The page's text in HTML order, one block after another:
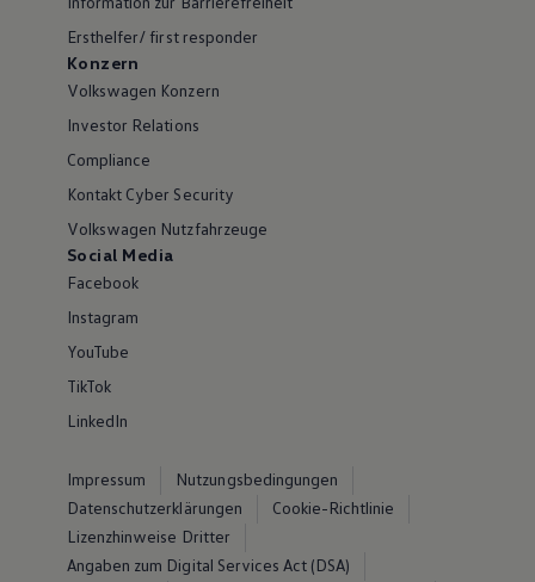
Ersthelfer/ first responder
Konzern
Volkswagen Konzern
Investor Relations
Compliance
Kontakt Cyber Security
Volkswagen Nutzfahrzeuge
Social Media
Facebook
Instagram
YouTube
TikTok
LinkedIn
Impressum
Nutzungsbedingungen
Datenschutzerklärungen
Cookie-Richtlinie
Lizenzhinweise Dritter
Angaben zum Digital Services Act (DSA)